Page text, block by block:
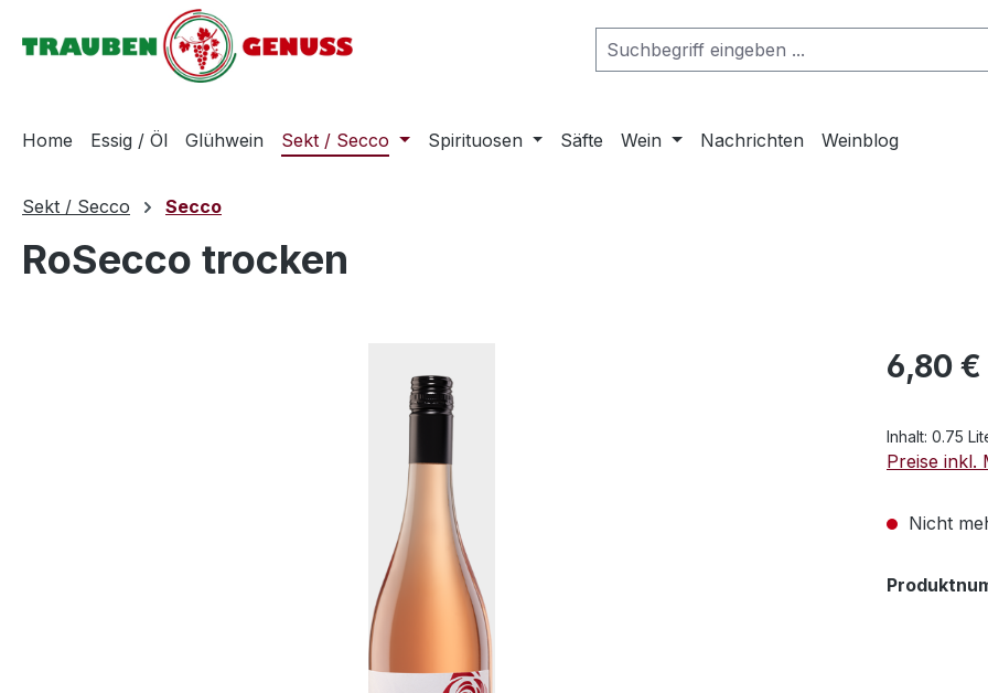
Hauptinhalt springen
Zur Suche springen
Zur Hauptnavigation springen
Home Essig / Öl Glühwein Sekt / Secco Spirituosen Säfte Wein Nachrichten Weinblog
Sekt / Secco Secco
RoSecco trocken
Regulärer
6,80 €
Inhalt: 0.75
Preise inkl.
Nicht